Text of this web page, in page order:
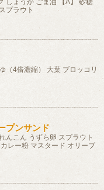
しょうが ごま油 【A】 砂糖
プラウト
（4倍濃縮） 大葉 ブロッコリ
プンサンド
んこん うずら卵 スプラウト
レー粉 マスタード オリーブ